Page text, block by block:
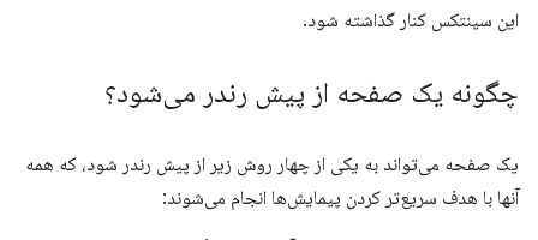
این سینتکس کنار گذاشته شود.
چگونه یک صفحه از پیش رندر می‌شود؟
یک صفحه می‌تواند به یکی از چهار روش زیر از پیش رندر شود، که همه
آنها با هدف سریع‌تر کردن پیمایش‌ها انجام می‌شوند: